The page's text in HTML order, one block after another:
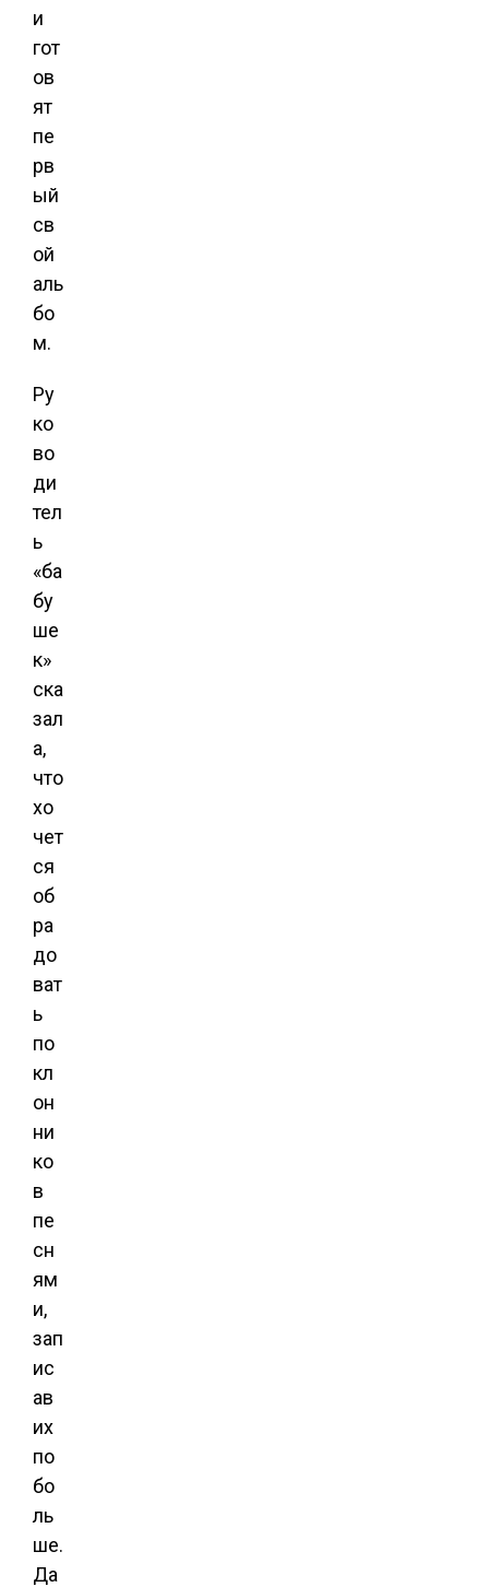
и
гот
ов
ят
пе
рв
ый
св
ой
аль
бо
м.
Ру
ко
во
ди
тел
ь
«ба
бу
ше
к»
ска
зал
а,
что
хо
чет
ся
об
ра
до
ват
ь
по
кл
он
ни
ко
в
пе
сн
ям
и,
зап
ис
ав
их
по
бо
ль
ше.
Да